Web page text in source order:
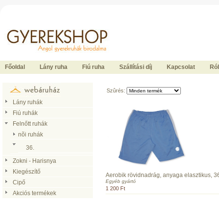
Főoldal Lány ruha Fiú ruha Szállítási díj Kapcsolat
Lány ruhák
Fiú ruhák
Felnőtt ruhák
nõi ruhák
36.
Zokni - Harisnya
Kiegészítő
Cipő
Akciós termékek
Szûrés:
Aerobik rövidnadrág, anyaga elasztikus,
Egyéb gyártó
1 200 Ft